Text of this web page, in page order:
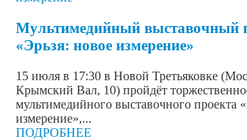
Мультимедийный выставочный
«Эрьзя: новое измерение»
15 июля в 17:30 в Новой Третьяковке
Крымский Вал, 10) пройдёт
мультимедийного выставочного проекта
измерение»,...
ПОДРОБНЕЕ